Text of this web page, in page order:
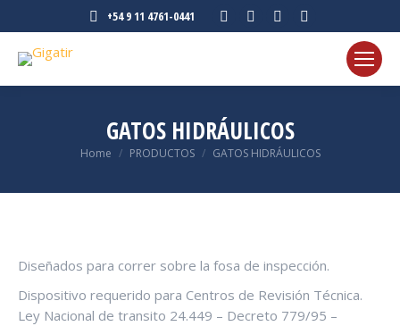
+54 9 11 4761-0441
Instagram
in
window
Facebook
in
window
in
window
in
GATOS HIDRÁULICOS
You are here:
Home PRODUCTOS GATOS HIDRÁULICOS
Diseñados para correr sobre la fosa de inspección.
Dispositivo requerido para Centros de Revisión Técnica.
Ley Nacional de transito 24.449 – Decreto 779/95 –